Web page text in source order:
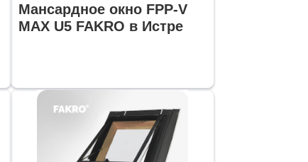
Мансардное окно FPP-V
MAX U5 FAKRO в Истре